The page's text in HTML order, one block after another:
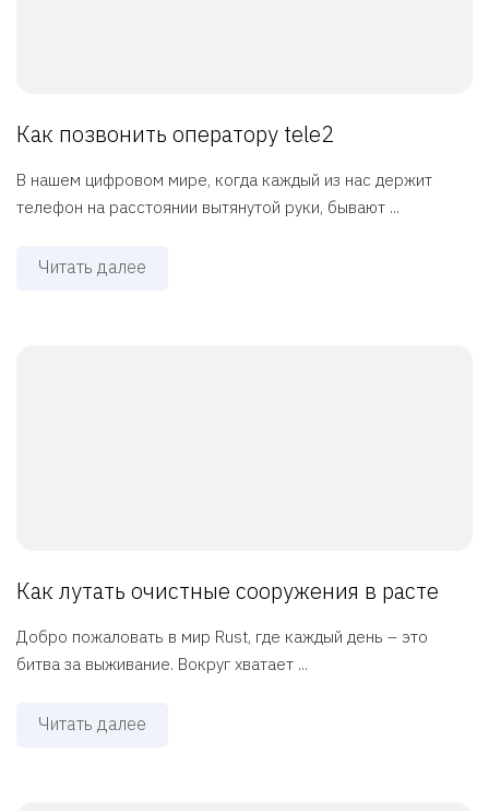
Как позвонить оператору tele2
В нашем цифровом мире, когда каждый из нас держит
телефон на расстоянии вытянутой руки, бывают ...
Читать далее
Как лутать очистные сооружения в расте
Добро пожаловать в мир Rust, где каждый день – это
битва за выживание. Вокруг хватает ...
Читать далее